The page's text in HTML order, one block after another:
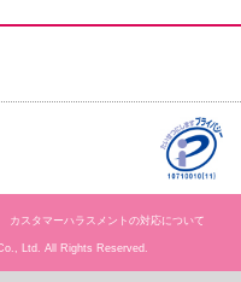
カスタマーハラスメントの対応について
Ltd. All Rights Reserved.